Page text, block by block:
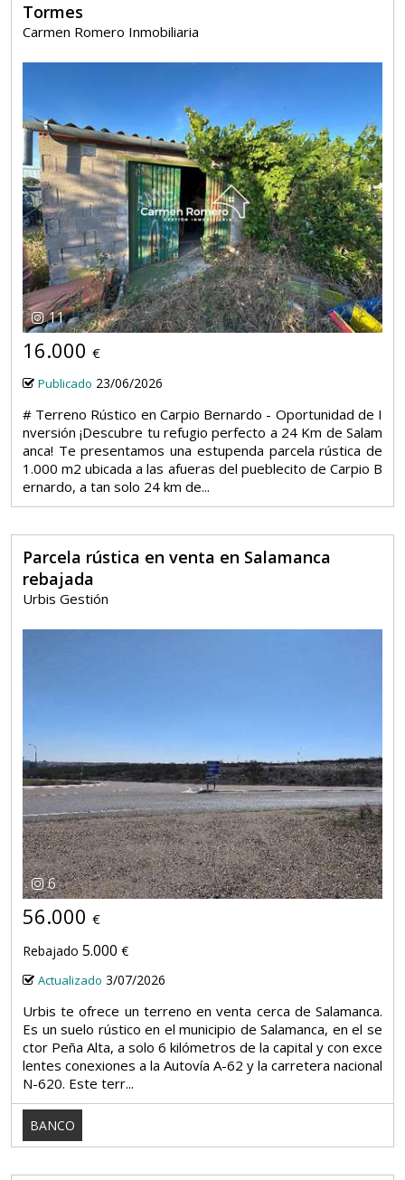
Tormes
Carmen Romero Inmobiliaria
11
16.000 €
Publicado 23/06/2026
# Terreno Rústico en Carpio Bernardo - Oportunidad de I
nversión ¡Descubre tu refugio perfecto a 24 Km de Salam
anca! Te presentamos una estupenda parcela rústica de
1.000 m2 ubicada a las afueras del pueblecito de Carpio B
ernardo, a tan solo 24 km de...
Parcela rústica en venta en Salamanca
rebajada
Urbis Gestión
6
56.000 €
Rebajado 5.000 €
Actualizado 3/07/2026
Urbis te ofrece un terreno en venta cerca de Salamanca.
Es un suelo rústico en el municipio de Salamanca, en el se
ctor Peña Alta, a solo 6 kilómetros de la capital y con exce
lentes conexiones a la Autovía A-62 y la carretera nacional
N-620. Este terr...
BANCO